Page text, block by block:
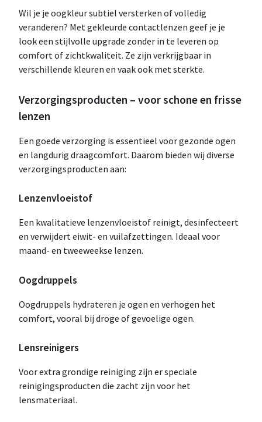
Wil je je oogkleur subtiel versterken of volledig
veranderen? Met gekleurde contactlenzen geef je je
look een stijlvolle upgrade zonder in te leveren op
comfort of zichtkwaliteit. Ze zijn verkrijgbaar in
verschillende kleuren en vaak ook met sterkte.
Verzorgingsproducten – voor schone en frisse
lenzen
Een goede verzorging is essentieel voor gezonde ogen
en langdurig draagcomfort. Daarom bieden wij diverse
verzorgingsproducten aan:
Lenzenvloeistof
Een kwalitatieve lenzenvloeistof reinigt, desinfecteert
en verwijdert eiwit- en vuilafzettingen. Ideaal voor
maand- en tweeweekse lenzen.
Oogdruppels
Oogdruppels hydrateren je ogen en verhogen het
comfort, vooral bij droge of gevoelige ogen.
Lensreinigers
Voor extra grondige reiniging zijn er speciale
reinigingsproducten die zacht zijn voor het
lensmateriaal.